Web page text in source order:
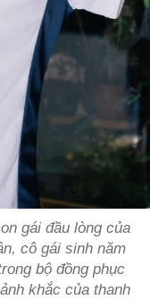
gái đầu lòng của
cô gái sinh năm
bộ đồng phục
khắc của thanh